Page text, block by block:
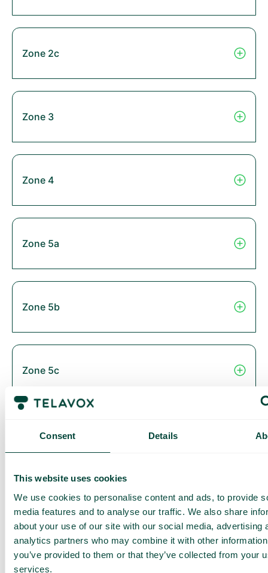
Consent Details
This website uses cookies
We use cookies to personalise content and ads, to provide
media features and to analyse our traffic. We also share
about your use of our site with our social media, advertising
analytics partners who may combine it with other
you’ve provided to them or that they’ve collected from your
services.
Zone 2c
Zone 3
Zone 4
Zone 5a
Zone 5b
Zone 5c
Zone 6
Thailand
Zone 2B